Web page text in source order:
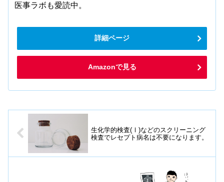
医事ラボも愛読中。
詳細ページ
Amazonで見る
生化学的検査(Ⅰ)などのスクリーニング
検査でレセプト病名は不要になります。